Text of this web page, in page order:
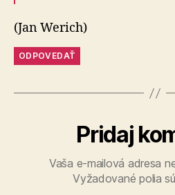
(Jan Werich)
ODPOVEDAŤ
Pridaj
Vaša e-mailová adresa
Vyžadované polia